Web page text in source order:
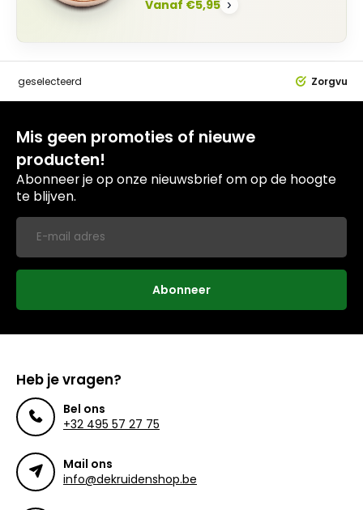
Vanaf €5,95 ›
geselecteerd
Mis geen promoties of nieuwe
producten!
Abonneer je op onze nieuwsbrief om op de hoogte
te blijven.
Abonneer
Heb je vragen?
Bel ons
+32 495 57 27 75
Mail ons
info@dekruidenshop.be